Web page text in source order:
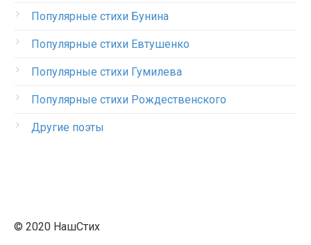
Популярные стихи Бунина
Популярные стихи Евтушенко
Популярные стихи Гумилева
Популярные стихи Рождественского
Другие поэты
© 2020 НашСтих